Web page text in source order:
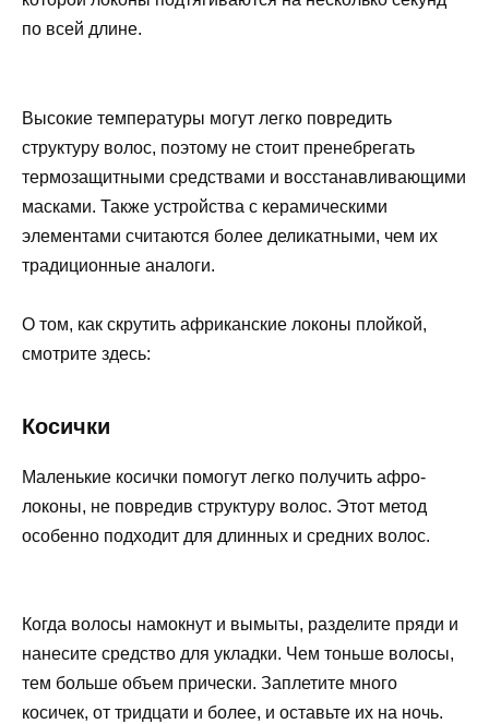
по всей длине.
Высокие температуры могут легко повредить
структуру волос, поэтому не стоит пренебрегать
термозащитными средствами и восстанавливающими
масками. Также устройства с керамическими
элементами считаются более деликатными, чем их
традиционные аналоги.
О том, как скрутить африканские локоны плойкой,
смотрите здесь:
Косички
Маленькие косички помогут легко получить афро-
локоны, не повредив структуру волос. Этот метод
особенно подходит для длинных и средних волос.
Когда волосы намокнут и вымыты, разделите пряди и
нанесите средство для укладки. Чем тоньше волосы,
тем больше объем прически. Заплетите много
косичек, от тридцати и более, и оставьте их на ночь.